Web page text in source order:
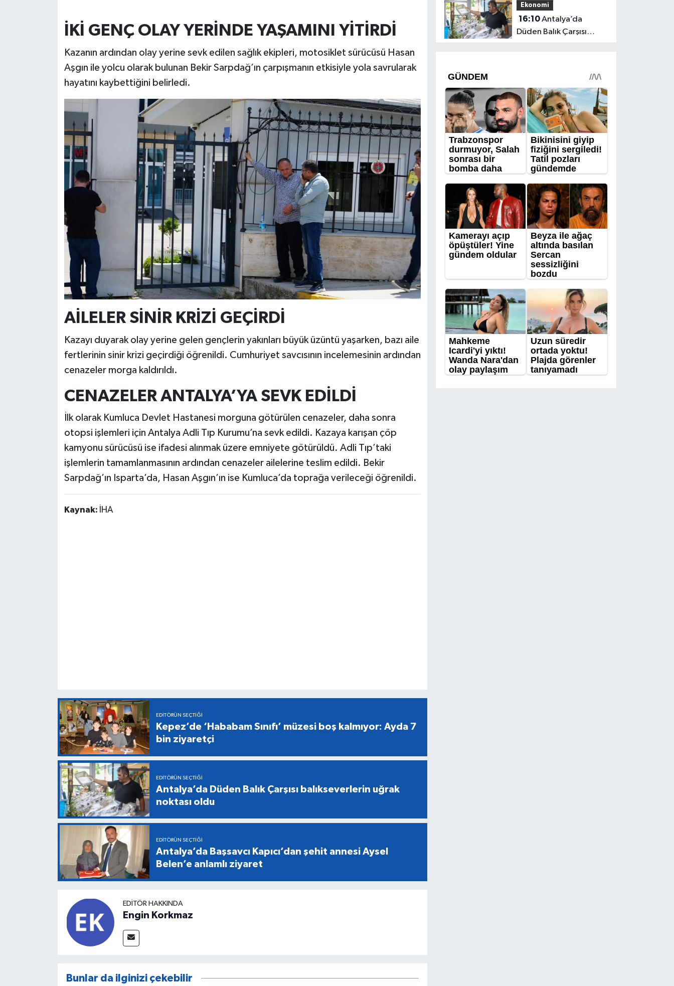
İKİ GENÇ OLAY YERİNDE YAŞAMINI YİTİRDİ
Kazanın ardından olay yerine sevk edilen sağlık ekipleri, motosiklet sürücüsü Hasan
Aşgın ile yolcu olarak bulunan Bekir Sarpdağ’ın çarpışmanın etkisiyle yola savrularak
hayatını kaybettiğini belirledi.
AİLELER SİNİR KRİZİ GEÇİRDİ
Kazayı duyarak olay yerine gelen gençlerin yakınları büyük üzüntü yaşarken, bazı aile
fertlerinin sinir krizi geçirdiği öğrenildi. Cumhuriyet savcısının incelemesinin ardından
cenazeler morga kaldırıldı.
CENAZELER ANTALYA’YA SEVK EDİLDİ
İlk olarak Kumluca Devlet Hastanesi morguna götürülen cenazeler, daha sonra
otopsi işlemleri için Antalya Adli Tıp Kurumu’na sevk edildi. Kazaya karışan çöp
kamyonu sürücüsü ise ifadesi alınmak üzere emniyete götürüldü. Adli Tıp’taki
işlemlerin tamamlanmasının ardından cenazeler ailelerine teslim edildi. Bekir
Sarpdağ’ın Isparta’da, Hasan Aşgın’ın ise Kumluca’da toprağa verileceği öğrenildi.
Kaynak: İHA
EDITÖRÜN SEÇTIĞI
Kepez’de ‘Hababam Sınıfı’ müzesi boş kalmıyor: Ayda 7
bin ziyaretçi
EDITÖRÜN SEÇTIĞI
Antalya’da Düden Balık Çarşısı balıkseverlerin uğrak
noktası oldu
EDITÖRÜN SEÇTIĞI
Antalya’da Başsavcı Kapıcı’dan şehit annesi Aysel
Belen’e anlamlı ziyaret
EDITÖR HAKKINDA
Engin Korkmaz
Bunlar da ilginizi çekebilir
ziyaretçi
Ekonomi
16:10Antalya’da
Düden Balık Çarşısı
balıkseverlerin uğrak